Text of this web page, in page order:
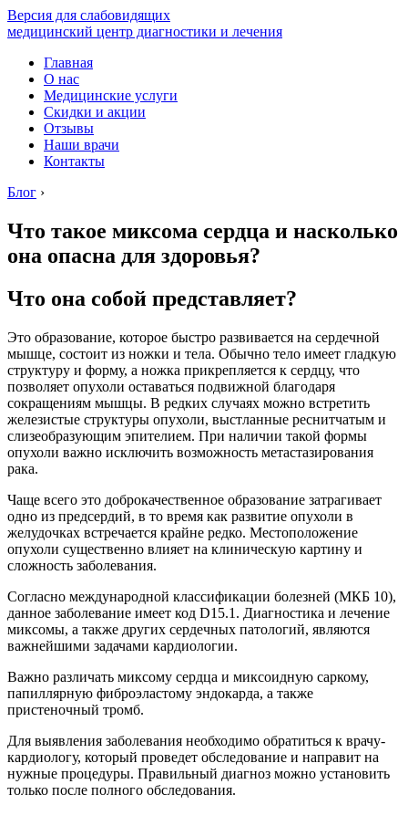
Версия для слабовидящих
медицинский центр диагностики и лечения
Главная
О нас
Медицинские услуги
Скидки и акции
Отзывы
Наши врачи
Контакты
Блог ›
Что такое миксома сердца и насколько
она опасна для здоровья?
Что она собой представляет?
Это образование, которое быстро развивается на сердечной
мышце, состоит из ножки и тела. Обычно тело имеет гладкую
структуру и форму, а ножка прикрепляется к сердцу, что
позволяет опухоли оставаться подвижной благодаря
сокращениям мышцы. В редких случаях можно встретить
железистые структуры опухоли, выстланные реснитчатым и
слизеобразующим эпителием. При наличии такой формы
опухоли важно исключить возможность метастазирования
рака.
Чаще всего это доброкачественное образование затрагивает
одно из предсердий, в то время как развитие опухоли в
желудочках встречается крайне редко. Местоположение
опухоли существенно влияет на клиническую картину и
сложность заболевания.
Согласно международной классификации болезней (МКБ 10),
данное заболевание имеет код D15.1. Диагностика и лечение
миксомы, а также других сердечных патологий, являются
важнейшими задачами кардиологии.
Важно различать миксому сердца и миксоидную саркому,
папиллярную фиброэластому эндокарда, а также
пристеночный тромб.
Для выявления заболевания необходимо обратиться к врачу-
кардиологу, который проведет обследование и направит на
нужные процедуры. Правильный диагноз можно установить
только после полного обследования.